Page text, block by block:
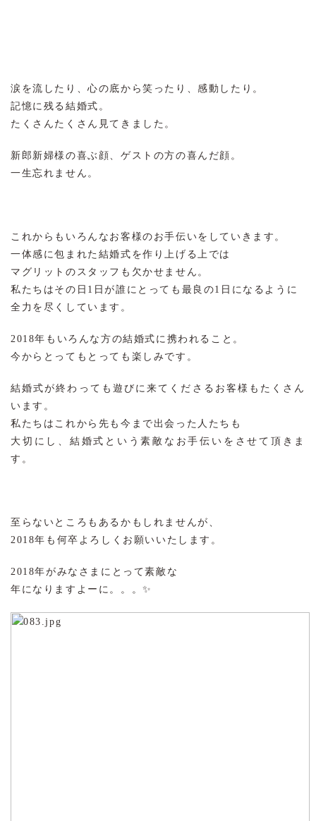
涙を流したり、心の底から笑ったり、感動したり。
記憶に残る結婚式。
たくさんたくさん見てきました。
新郎新婦様の喜ぶ顔、ゲストの方の喜んだ顔。
一生忘れません。
これからもいろんなお客様のお手伝いをしていきます。
一体感に包まれた結婚式を作り上げる上では
マグリットのスタッフも欠かせません。
私たちはその日1日が誰にとっても最良の1日になるように
全力を尽くしています。
2018年もいろんな方の結婚式に携われること。
今からとってもとっても楽しみです。
結婚式が終わっても遊びに来てくださるお客様もたくさん
います。
私たちはこれから先も今まで出会った人たちも
大切にし、結婚式という素敵なお手伝いをさせて頂きま
す。
至らないところもあるかもしれませんが、
2018年も何卒よろしくお願いいたします。
2018年がみなさまにとって素敵な
年になりますよーに。。。✨